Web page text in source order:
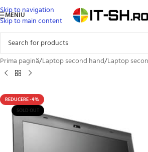
Skip to navigation
Skip to main content
MENIU
Prima pagină/Laptop second hand/Laptop
REDUCERE -4%
SOLD OUT